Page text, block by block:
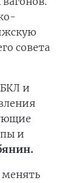
совета
и
и
менять